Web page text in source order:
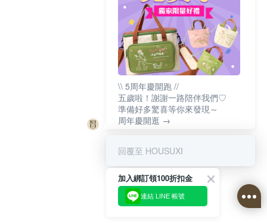
\\ 5周年慶開跑 //
五歲啦！謝謝一路陪伴我們♡
準備好多驚喜等你來發現～
周年慶開逛 →
回覆至 HOUSUXI
加入綁訂領100折扣金
連結 LINE 帳號